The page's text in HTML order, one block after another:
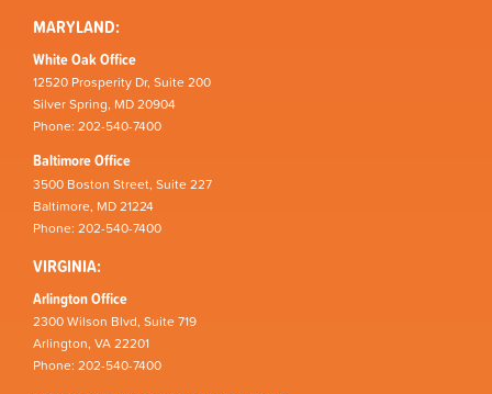
MARYLAND:
White Oak Office
12520 Prosperity Dr, Suite 200
Silver Spring, MD 20904
Phone: 202-540-7400
Baltimore Office
3500 Boston Street, Suite 227
Baltimore, MD 21224
Phone: 202-540-7400
VIRGINIA:
Arlington Office
2300 Wilson Blvd, Suite 719
Arlington, VA 22201
Phone: 202-540-7400